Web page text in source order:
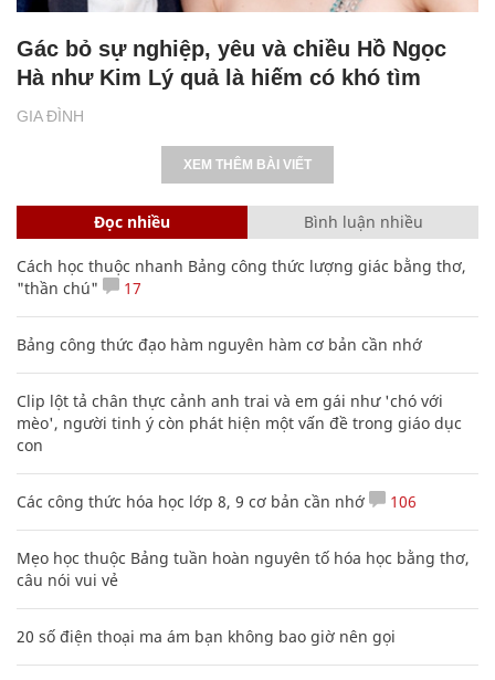
GIA ĐÌNH
Gác bỏ sự nghiệp, yêu và chiều Hồ Ngọc
Hà như Kim Lý quả là hiếm có khó tìm
XEM THÊM BÀI VIẾT
Đọc nhiều Bình luận nhiều
Cách học thuộc nhanh Bảng công thức lượng giác bằng thơ,
"thần chú"
17
Bảng công thức đạo hàm nguyên hàm cơ bản cần nhớ
Clip lột tả chân thực cảnh anh trai và em gái như 'chó với
mèo', người tinh ý còn phát hiện một vấn đề trong giáo dục
con
Các công thức hóa học lớp 8, 9 cơ bản cần nhớ 106
Mẹo học thuộc Bảng tuần hoàn nguyên tố hóa học bằng thơ,
câu nói vui vẻ
20 số điện thoại ma ám bạn không bao giờ nên gọi